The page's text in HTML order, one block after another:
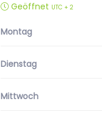
Geöffnet UTC + 2
Montag
Dienstag
Mittwoch